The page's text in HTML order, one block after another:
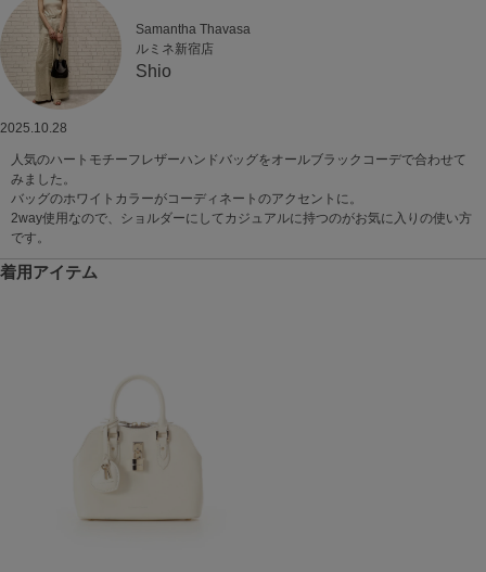
Samantha Thavasa
ルミネ新宿店
Shio
2025.10.28
人気のハートモチーフレザーハンドバッグをオールブラックコーデで合わせて
みました。
バッグのホワイトカラーがコーディネートのアクセントに。
2way使用なので、ショルダーにしてカジュアルに持つのがお気に入りの使い方
です。
着用アイテム